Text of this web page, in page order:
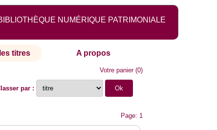
NUMÉRIQUE PATRIMONIALE
titres A propos
Votre panier(0)
par :
Page: 1